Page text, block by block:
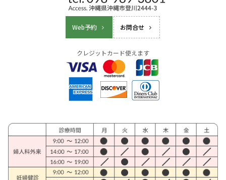
Web予約 お問合せ
クレジットカード使えます